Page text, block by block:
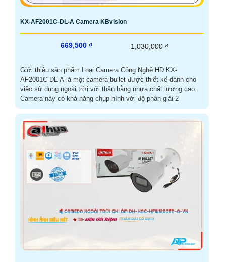
KX-AF2001C-DL-A Camera KBvision
669,500 ₫ 1,030,000 ₫
Giới thiệu sản phẩm Loại Camera Công Nghệ HD KX-
AF2001C-DL-A là một camera bullet được thiết kế dành cho
việc sử dụng ngoài trời với thân bằng nhựa chất lượng cao.
Camera này có khả năng chụp hình với độ phân giải 2